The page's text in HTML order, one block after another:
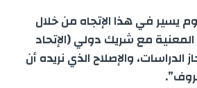
يسير في هذا الإتجاه من خلال
المعنية مع شريك دولي (الإتحاد
الدراسات، والإصلاح الذي نريده أن